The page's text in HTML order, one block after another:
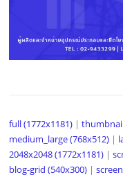
full (1772x1181) |
medium_large (768x512) |
2048x2048 (1772x1181) |
blog-grid (540x300) |